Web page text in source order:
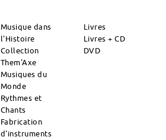
Musique dans
l'Histoire
Collection
Them'Axe
Musiques du
Monde
Rythmes et
Chants
Fabrication
d'instruments
Livres
Livres + CD
DVD